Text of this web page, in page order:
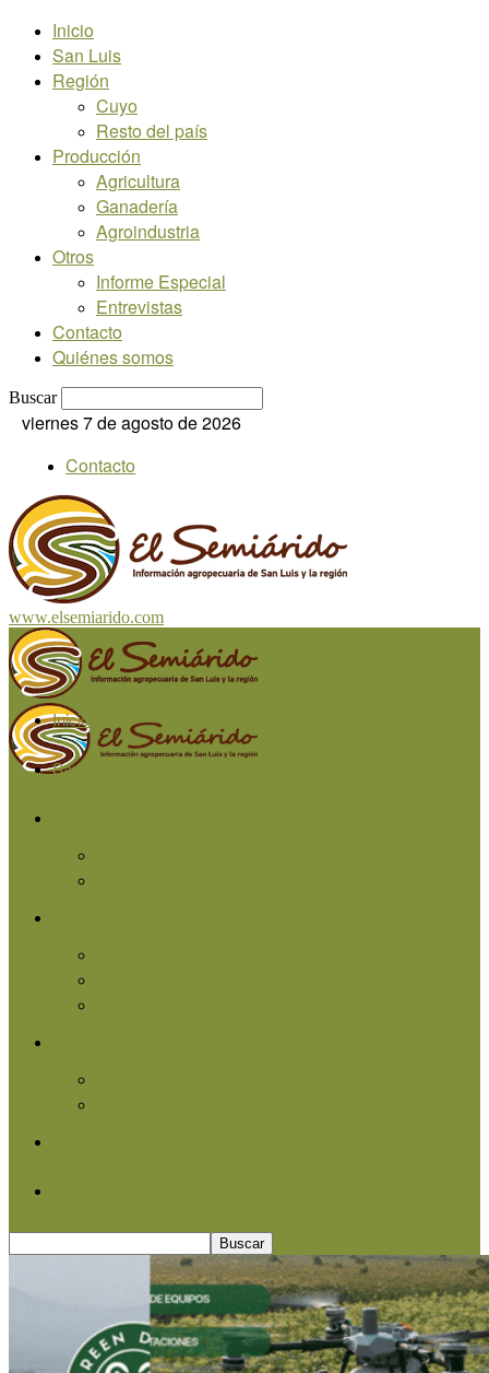
Inicio
San Luis
Región
Cuyo
Resto del país
Producción
Agricultura
Ganadería
Agroindustria
Otros
Informe Especial
Entrevistas
Contacto
Quiénes somos
Buscar
viernes 7 de agosto de 2026
Contacto
www.elsemiarido.com
Inicio
San Luis